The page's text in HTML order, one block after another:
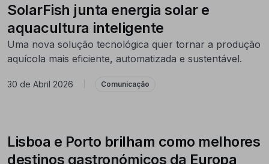
SolarFish junta energia solar e
aquacultura inteligente
Uma nova solução tecnológica quer tornar a produção
aquícola mais eficiente, automatizada e sustentável.
30 de Abril 2026 Comunicação
Lisboa e Porto brilham como melhores
destinos gastronómicos da Europa